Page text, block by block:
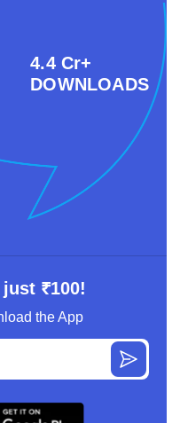
4.4 Cr+
DOWNLOADS
₹100!
the App